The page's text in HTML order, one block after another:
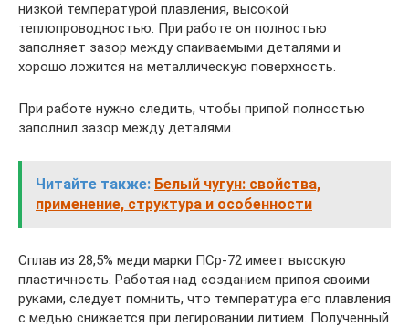
низкой температурой плавления, высокой
теплопроводностью. При работе он полностью
заполняет зазор между спаиваемыми деталями и
хорошо ложится на металлическую поверхность.
При работе нужно следить, чтобы припой полностью
заполнил зазор между деталями.
Читайте также: Белый чугун: свойства,
применение, структура и особенности
Сплав из 28,5% меди марки ПСр-72 имеет высокую
пластичность. Работая над созданием припоя своими
руками, следует помнить, что температура его плавления
с медью снижается при легировании литием. Полученный